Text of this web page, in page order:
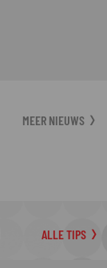
MEER NIEUWS
ALLE TIPS